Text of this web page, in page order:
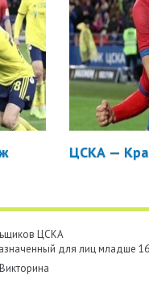
ЦСКА —
ЦСКА
для лиц младше
Викторина